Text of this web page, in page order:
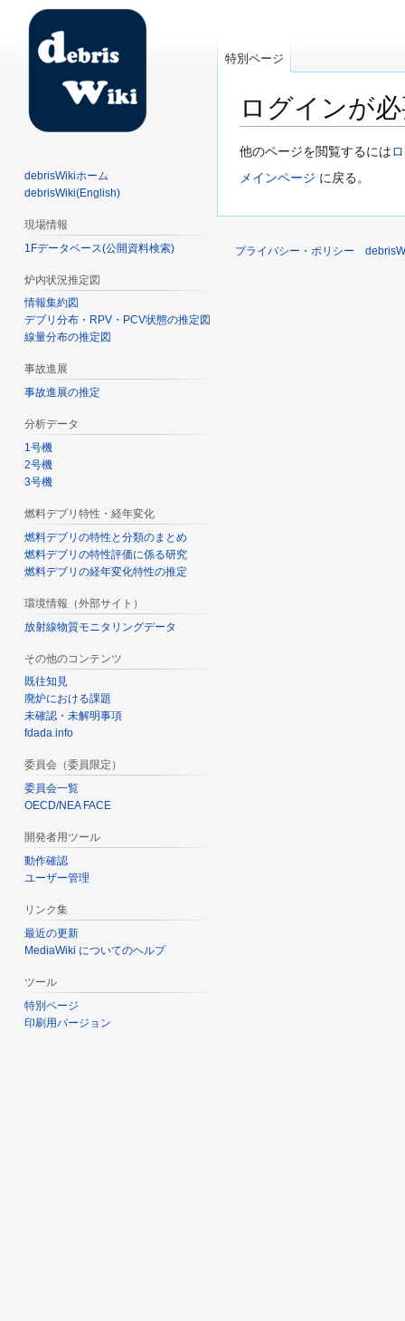
ログインが
ナ
ビ
ョ
検
索
他のページを閲覧するには
メインページ に戻る。
特別ページ
debrisWikiホーム
debrisWiki(English)
現場情報
1Fデータベース(公開資料検索)
炉内状況推定図
情報集約図
デブリ分布・RPV・PCV状態の推定図
線量分布の推定図
事故進展
事故進展の推定
分析データ
1号機
2号機
3号機
燃料デブリ特性・経年変化
燃料デブリの特性と分類のまとめ
燃料デブリの特性評価に係る研究
燃料デブリの経年変化特性の推定
環境情報（外部サイト）
放射線物質モニタリングデータ
その他のコンテンツ
既往知見
廃炉における課題
未確認・未解明事項
fdada.info
委員会（委員限定）
委員会一覧
OECD/NEA FACE
開発者用ツール
動作確認
ユーザー管理
リンク集
最近の更新
MediaWiki についてのヘルプ
ツール
特別ページ
印刷用バージョン
プライバシー・ポリシー